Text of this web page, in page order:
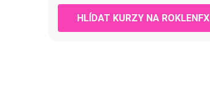
HLÍDAT KURZY NA ROKLENFX